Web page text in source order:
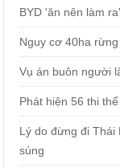
BYD 'ăn nên làm
Nguy cơ 40ha
Vụ án buôn người
Phát hiện 56 thi
Lý do đừng đi Thái
súng